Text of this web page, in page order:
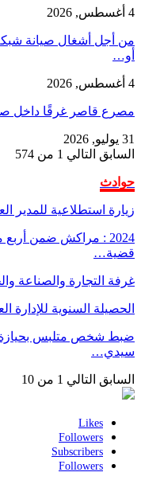
4 أغسطس, 2026
من أجل أشغال صيانة
أو…
4 أغسطس, 2026
مصرع قاصر غرقًا داخل
31 يوليو, 2026
السابق التالي 1 من 574
حوادث
زيارة استطلاعية للمدير
قضية…
غرفة التجارة والصناعة
الحصيلة السنوية للإدارة
ضبط شخص متلبس بحيازة
سيدي…
السابق التالي 1 من 10
Likes
Followers
Subscribers
Followers